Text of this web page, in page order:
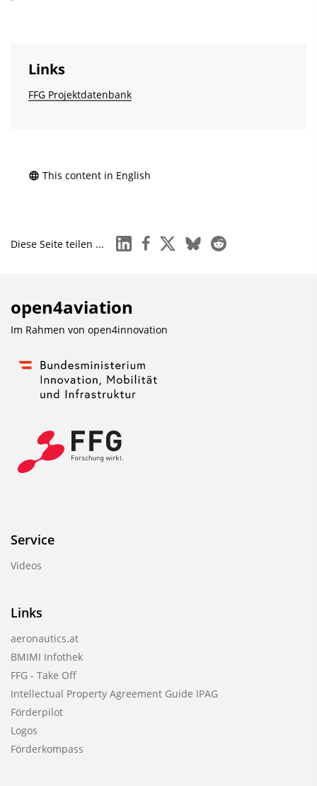
Links
FFG Projektdatenbank
This content in English
Diese Seite teilen ... linkedinfacebook
x blueskyreddit
open4aviation
Im Rahmen von open4innovation
Service
Videos
Links
aeronautics.at
BMIMI Infothek
FFG - Take Off
Intellectual Property Agreement Guide IPAG
Förderpilot
Logos
Förderkompass